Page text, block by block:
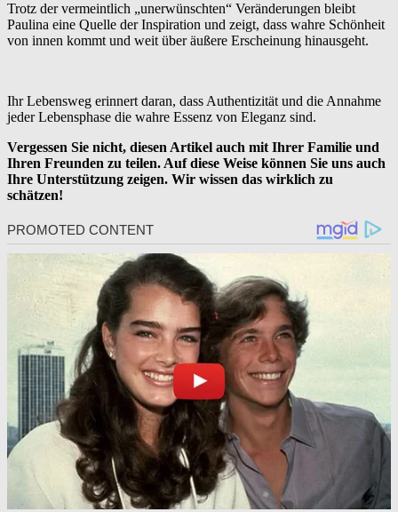
Trotz der vermeintlich „unerwünschten“ Veränderungen bleibt
Paulina eine Quelle der Inspiration und zeigt, dass wahre Schönheit
von innen kommt und weit über äußere Erscheinung hinausgeht.
Ihr Lebensweg erinnert daran, dass Authentizität und die Annahme
jeder Lebensphase die wahre Essenz von Eleganz sind.
Vergessen Sie nicht, diesen Artikel auch mit Ihrer Familie und
Ihren Freunden zu teilen. Auf diese Weise können Sie uns auch
Ihre Unterstützung zeigen. Wir wissen das wirklich zu
schätzen!